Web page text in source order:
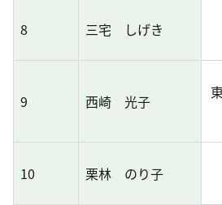
8 三宅 しげき
9 西崎 光子
10 栗林 のり子